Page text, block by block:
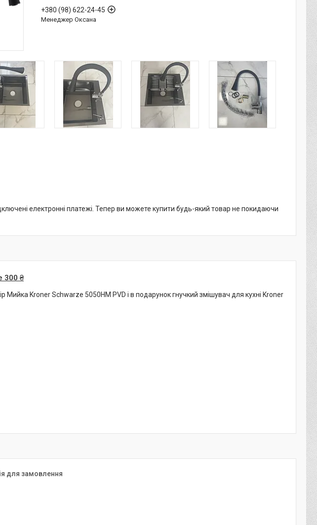
+380 (98) 622-24-45
Менеджер Оксана
електронні платежі. Тепер ви можете купити будь-який товар не покидаючи
300 ₴
Kroner Schwarze 5050HM PVD і в подарунок гнучкий змішувач для кухні Kroner
для замовлення